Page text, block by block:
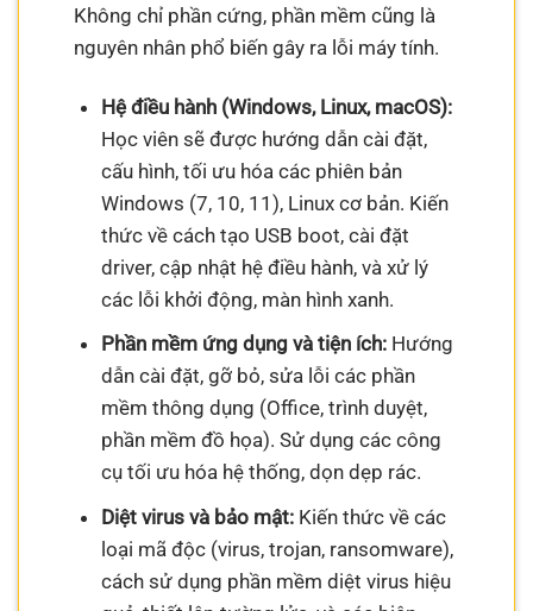
Không chỉ phần cứng, phần mềm cũng là
nguyên nhân phổ biến gây ra lỗi máy tính.
Hệ điều hành (Windows, Linux, macOS):
Học viên sẽ được hướng dẫn cài đặt,
cấu hình, tối ưu hóa các phiên bản
Windows (7, 10, 11), Linux cơ bản. Kiến
thức về cách tạo USB boot, cài đặt
driver, cập nhật hệ điều hành, và xử lý
các lỗi khởi động, màn hình xanh.
Phần mềm ứng dụng và tiện ích:Hướng
dẫn cài đặt, gỡ bỏ, sửa lỗi các phần
mềm thông dụng (Office, trình duyệt,
phần mềm đồ họa). Sử dụng các công
cụ tối ưu hóa hệ thống, dọn dẹp rác.
Diệt virus và bảo mật:Kiến thức về các
loại mã độc (virus, trojan, ransomware),
cách sử dụng phần mềm diệt virus hiệu